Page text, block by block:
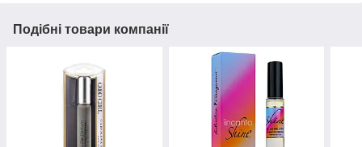
Подібні товари компанії